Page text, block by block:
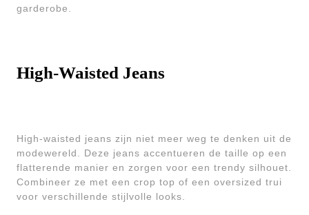
garderobe.
High-Waisted Jeans
High-waisted jeans zijn niet meer weg te denken uit de
modewereld. Deze jeans accentueren de taille op een
flatterende manier en zorgen voor een trendy silhouet.
Combineer ze met een crop top of een oversized trui
voor verschillende stijlvolle looks.